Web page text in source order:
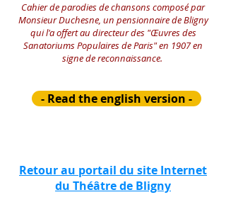
Cahier de parodies de chansons composé par
Monsieur Duchesne, un pensionnaire de Bligny
qui l'a offert au directeur des "Œuvres des
Sanatoriums Populaires de Paris" en 1907 en
signe de reconnaissance.
- Read the english version -
Retour au portail du site Internet
du Théâtre de Bligny